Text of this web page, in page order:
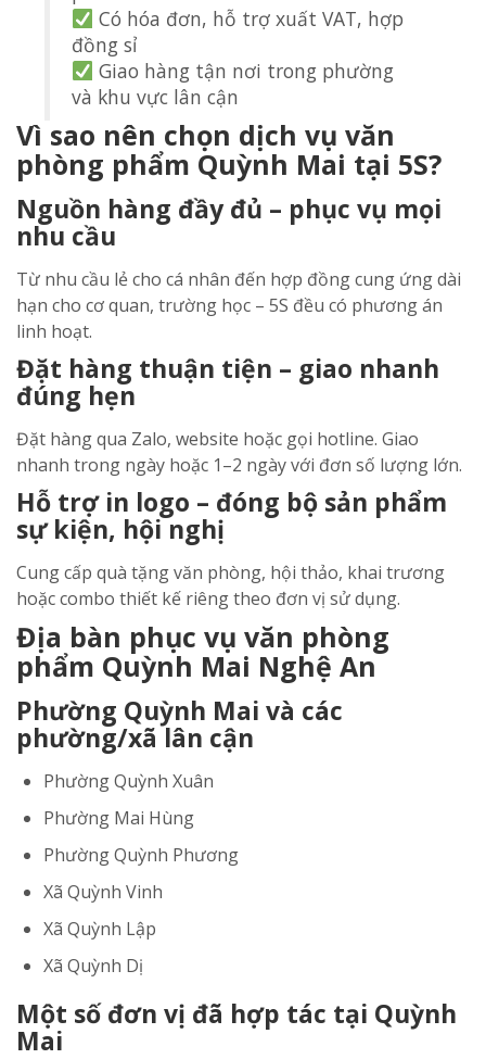
Có hóa đơn, hỗ trợ xuất VAT, hợp
đồng sỉ
Giao hàng tận nơi trong phường
và khu vực lân cận
Vì sao nên chọn dịch vụ văn
phòng phẩm Quỳnh Mai tại 5S?
Nguồn hàng đầy đủ – phục vụ mọi
nhu cầu
Từ nhu cầu lẻ cho cá nhân đến hợp đồng cung ứng dài
hạn cho cơ quan, trường học – 5S đều có phương án
linh hoạt.
Đặt hàng thuận tiện – giao nhanh
đúng hẹn
Đặt hàng qua Zalo, website hoặc gọi hotline. Giao
nhanh trong ngày hoặc 1–2 ngày với đơn số lượng lớn.
Hỗ trợ in logo – đóng bộ sản phẩm
sự kiện, hội nghị
Cung cấp quà tặng văn phòng, hội thảo, khai trương
hoặc combo thiết kế riêng theo đơn vị sử dụng.
Địa bàn phục vụ văn phòng
phẩm Quỳnh Mai Nghệ An
Phường Quỳnh Mai và các
phường/xã lân cận
Phường Quỳnh Xuân
Phường Mai Hùng
Phường Quỳnh Phương
Xã Quỳnh Vinh
Xã Quỳnh Lập
Xã Quỳnh Dị
Một số đơn vị đã hợp tác tại Quỳnh
Mai